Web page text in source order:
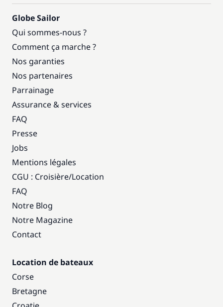
Globe Sailor
Qui sommes-nous ?
Comment ça marche ?
Nos garanties
Nos partenaires
Parrainage
Assurance & services
FAQ
Presse
Jobs
Mentions légales
CGU : Croisière/Location
FAQ
Notre Blog
Notre Magazine
Contact
Location de bateaux
Corse
Bretagne